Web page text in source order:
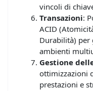
vincoli di
Transazioni:
ACID
Durabilità) per
ambienti
Gestione
ottimizzazioni
prestazioni e